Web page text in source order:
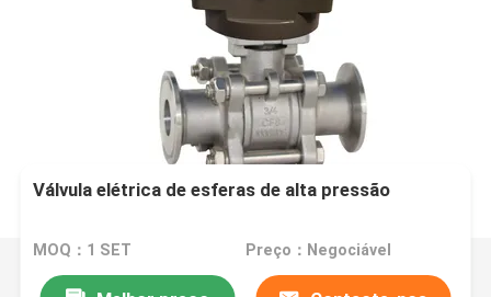
Válvula elétrica de esferas de alta pressão
MOQ：1 SET Preço：Negociável